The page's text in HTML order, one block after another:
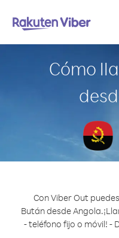
Cómo
Con Viber Out
Bután desde Angola.
- teléfono fijo o móvil! -